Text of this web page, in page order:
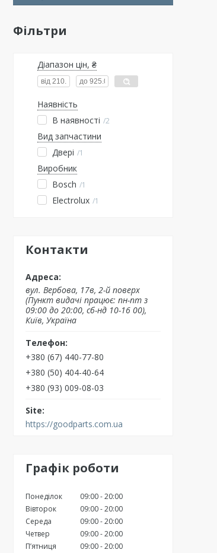
Фільтри
Діапазон цін, ₴
Наявність
В наявності 2
Вид запчастини
Двері
1
Виробник
Bosch
1
Electrolux 1
Контакти
вул. Вербова, 17в, 2-й поверх
(Пункт видачі працює: пн-пт з
09:00 до 20:00, сб-нд 10-16 00),
Київ, Україна
+380 (67) 440-77-80
+380 (50) 404-40-64
+380 (93) 009-08-03
https://goodparts.com.ua
Графік роботи
Понеділок 09:00 20:00
Вівторок
09:00 20:00
Середа
09:00 20:00
Четвер
09:00 20:00
Пʼятниця
09:00 20:00